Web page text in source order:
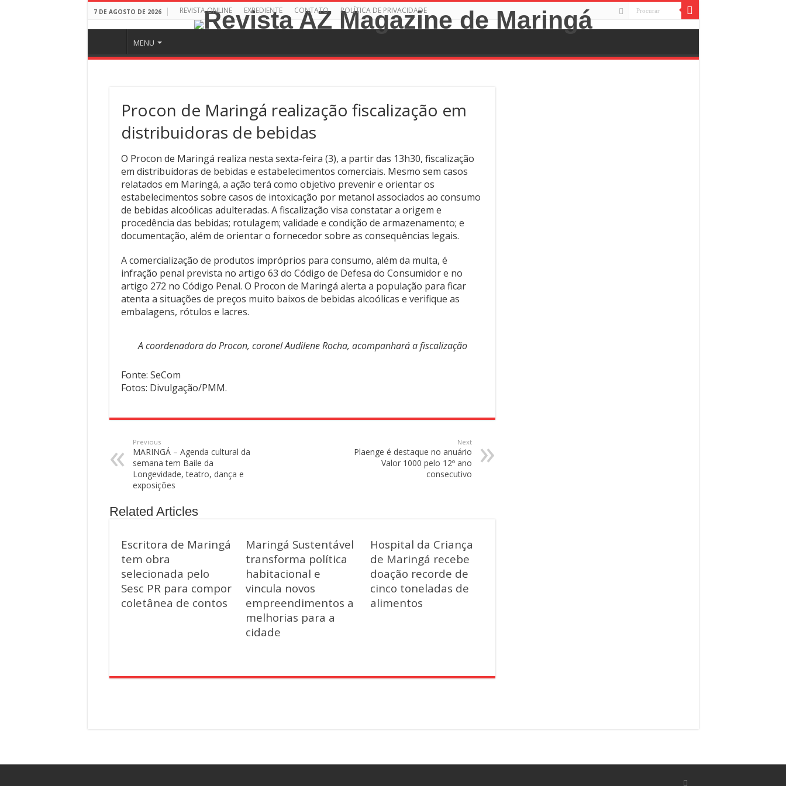
7 DE AGOSTO DE 2026 REVISTA ONLINE EXPEDIENTE CONTATO POLÍTICA DE PRIVACIDADE
MENU
Procon de Maringá realização fiscalização em
distribuidoras de bebidas
O Procon de Maringá realiza nesta sexta-feira (3), a partir das 13h30, fiscalização
em distribuidoras de bebidas e estabelecimentos comerciais. Mesmo sem casos
relatados em Maringá, a ação terá como objetivo prevenir e orientar os
estabelecimentos sobre casos de intoxicação por metanol associados ao consumo
de bebidas alcoólicas adulteradas. A fiscalização visa constatar a origem e
procedência das bebidas; rotulagem; validade e condição de armazenamento; e
documentação, além de orientar o fornecedor sobre as consequências legais.
A comercialização de produtos impróprios para consumo, além da multa, é
infração penal prevista no artigo 63 do Código de Defesa do Consumidor e no
artigo 272 no Código Penal. O Procon de Maringá alerta a população para ficar
atenta a situações de preços muito baixos de bebidas alcoólicas e verifique as
embalagens, rótulos e lacres.
A coordenadora do Procon, coronel Audilene Rocha, acompanhará a fiscalização
Fonte: SeCom
Fotos: Divulgação/PMM.
Previous
MARINGÁ – Agenda cultural da
semana tem Baile da
Longevidade, teatro, dança e
exposições
Next
Plaenge é destaque no anuário
Valor 1000 pelo 12º ano
consecutivo
Related Articles
Escritora de Maringá
tem obra
selecionada pelo
Sesc PR para compor
coletânea de contos
Maringá Sustentável
transforma política
habitacional e
vincula novos
empreendimentos a
melhorias para a
cidade
Hospital da Criança
de Maringá recebe
doação recorde de
cinco toneladas de
alimentos